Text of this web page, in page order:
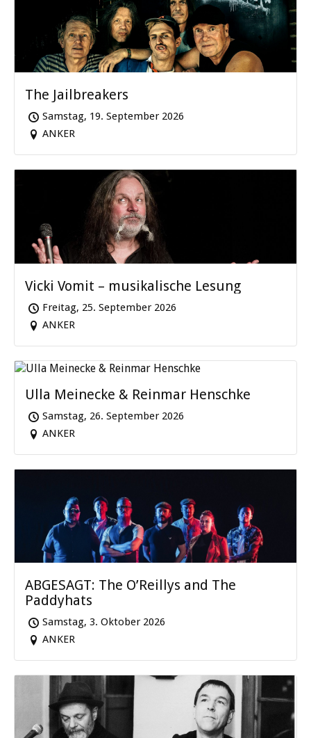
The Jailbreakers
Samstag, 19. September 2026
ANKER
Vicki Vomit – musikalische Lesung
Freitag, 25. September 2026
ANKER
Ulla Meinecke & Reinmar Henschke
Samstag, 26. September 2026
ANKER
ABGESAGT: The O’Reillys and The
Paddyhats
Samstag, 3. Oktober 2026
ANKER